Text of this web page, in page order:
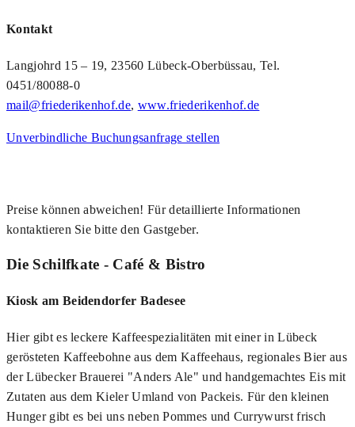
Kontakt
Langjohrd 15 – 19, 23560 Lübeck-Oberbüssau, Tel.
0451/80088-0
mail@friederikenhof.de, www.friederikenhof.de
Unverbindliche Buchungsanfrage stellen
Preise können abweichen! Für detaillierte Informationen
kontaktieren Sie bitte den Gastgeber.
Die Schilfkate - Café & Bistro
Kiosk am Beidendorfer Badesee
Hier gibt es leckere Kaffeespezialitäten mit einer in Lübeck
gerösteten Kaffeebohne aus dem Kaffeehaus, regionales Bier aus
der Lübecker Brauerei "Anders Ale" und handgemachtes Eis mit
Zutaten aus dem Kieler Umland von Packeis. Für den kleinen
Hunger gibt es bei uns neben Pommes und Currywurst frisch